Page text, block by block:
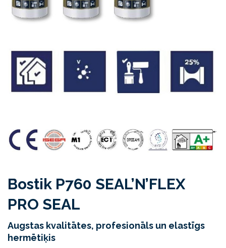
Bostik P760 SEAL’N’FLEX
PRO SEAL
Augstas kvalitātes, profesionāls un elastīgs
hermētiķis